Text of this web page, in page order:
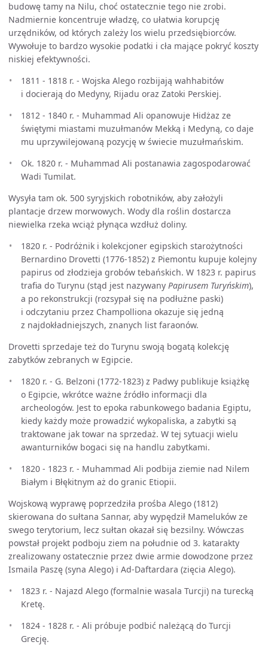
budowę tamy na Nilu, choć ostatecznie tego nie zrobi.
Nadmiernie koncentruje władzę, co ułatwia korupcję
urzędników, od których zależy los wielu przedsiębiorców.
Wywołuje to bardzo wysokie podatki i cła mające pokryć koszty
niskiej efektywności.
1811 - 1818 r. - Wojska Alego rozbijają wahhabitów
i docierają do Medyny, Rijadu oraz Zatoki Perskiej.
1812 - 1840 r. - Muhammad Ali opanowuje Hidżaz ze
świętymi miastami muzułmanów Mekką i Medyną, co daje
mu uprzywilejowaną pozycję w świecie muzułmańskim.
Ok. 1820 r. - Muhammad Ali postanawia zagospodarować
Wadi Tumilat.
Wysyła tam ok. 500 syryjskich robotników, aby założyli
plantacje drzew morwowych. Wody dla roślin dostarcza
niewielka rzeka wciąż płynąca wzdłuż doliny.
1820 r. - Podróżnik i kolekcjoner egipskich starożytności
Bernardino Drovetti (1776-1852) z Piemontu kupuje kolejny
papirus od złodzieja grobów tebańskich. W 1823 r. papirus
trafia do Turynu (stąd jest nazywany Papirusem Turyńskim),
a po rekonstrukcji (rozsypał się na podłużne paski)
i odczytaniu przez Champolliona okazuje się jedną
z najdokładniejszych, znanych list faraonów.
Drovetti sprzedaje też do Turynu swoją bogatą kolekcję
zabytków zebranych w Egipcie.
1820 r. - G. Belzoni (1772-1823) z Padwy publikuje książkę
o Egipcie, wkrótce ważne źródło informacji dla
archeologów. Jest to epoka rabunkowego badania Egiptu,
kiedy każdy może prowadzić wykopaliska, a zabytki są
traktowane jak towar na sprzedaż. W tej sytuacji wielu
awanturników bogaci się na handlu zabytkami.
1820 - 1823 r. - Muhammad Ali podbija ziemie nad Nilem
Białym i Błękitnym aż do granic Etiopii.
Wojskową wyprawę poprzedziła prośba Alego (1812)
skierowana do sułtana Sannar, aby wypędził Mameluków ze
swego terytorium, lecz sułtan okazał się bezsilny. Wówczas
powstał projekt podboju ziem na południe od 3. katarakty
zrealizowany ostatecznie przez dwie armie dowodzone przez
Ismaila Paszę (syna Alego) i Ad-Daftardara (zięcia Alego).
1823 r. - Najazd Alego (formalnie wasala Turcji) na turecką
Kretę.
1824 - 1828 r. - Ali próbuje podbić należącą do Turcji
Grecję.